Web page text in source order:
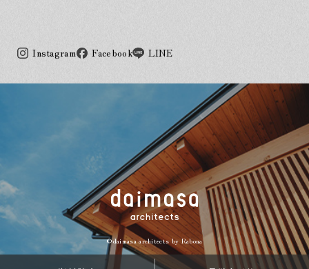
Instagram Facebook LINE
©daimasa architects byRabona